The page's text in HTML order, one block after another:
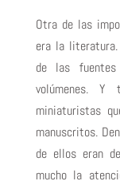
Otra de las
era la literatura.
de las
volúmenes.
miniaturistas
manuscritos.
de ellos eran
mucho la